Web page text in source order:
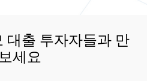
대출 투자자들과 만
세요